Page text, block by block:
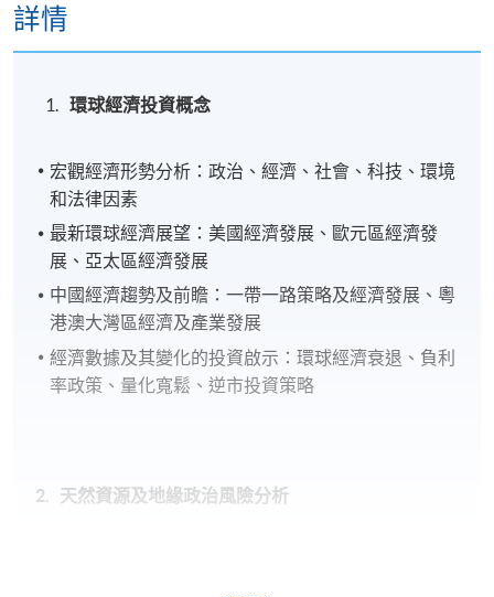
詳情
環球經濟投資概念
宏觀經濟形勢分析：政治、經濟、社會、科技、環境
和法律因素
最新環球經濟展望：美國經濟發展、歐元區經濟發
展、亞太區經濟發展
中國經濟趨勢及前瞻：一帶一路策略及經濟發展、粵
港澳大灣區經濟及產業發展
經濟數據及其變化的投資啟示：環球經濟衰退、負利
率政策、量化寬鬆、逆市投資策略
2. 天然資源及地緣政治風險分析